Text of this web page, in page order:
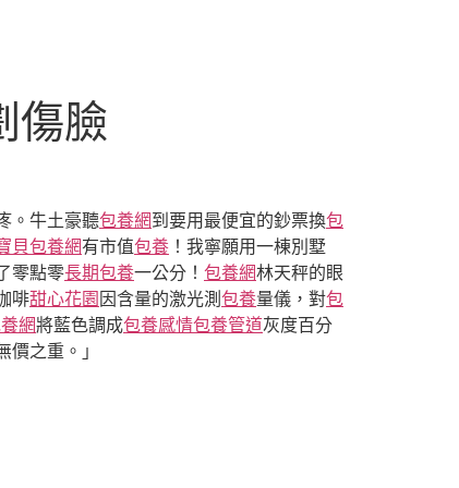
傷臉
。牛土豪聽包養網到要用最便宜的鈔票換包
貝包養網有市值包養 ！我寧願用一棟別墅
零點零長期包養一公分！ 包養網林天秤的眼
啡甜心花園 因含量的激光測 包養量儀，對包
網將藍色調成包養感情包養管道灰度百分
之重。」